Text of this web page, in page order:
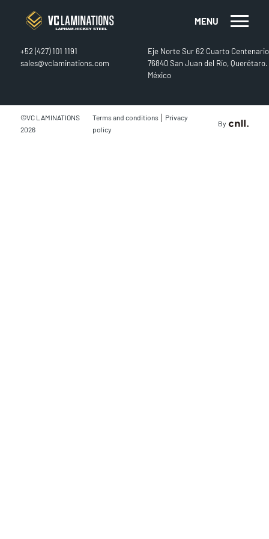
MENU
CONTACT
+52 (427) 101 1191
sales@vclaminations.com
Eje Norte Sur 62 Cuarto Centenario
76840 San Juan del Río, Querétaro.
México
©VC LAMINATIONS
2026
Terms and conditions | Privacy
policy
By